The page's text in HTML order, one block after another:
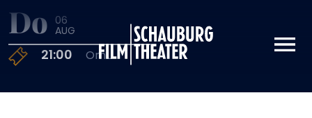
Do 06
AUG
21:00 OmU